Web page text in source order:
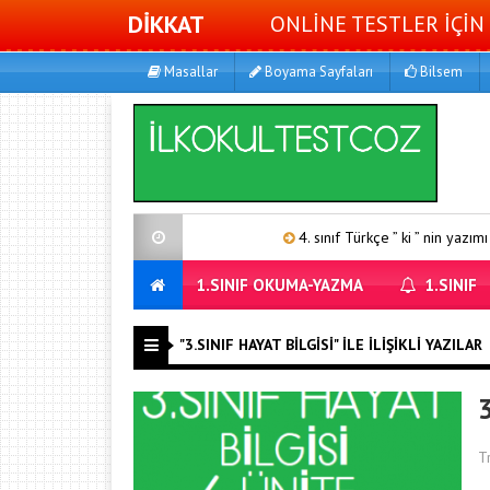
DİKKAT ONLİNE TESTLER
Masallar Boyama Sayfaları Bilsem
4. sınıf Türkçe ” ki ” nin yazımı 1
1.SINIF OKUMA-YAZMA 1.SINIF
"3.SINIF HAYAT BILGISI" ILE İLIŞIKLI YAZILAR